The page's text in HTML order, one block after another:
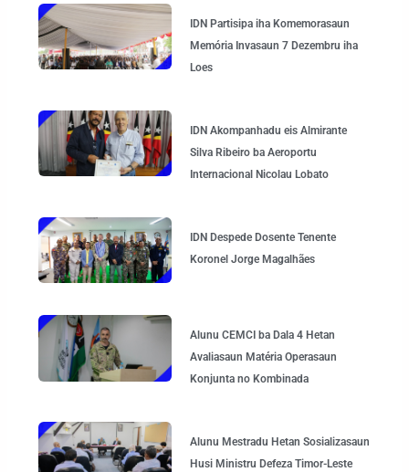
IDN Partisipa iha Komemorasaun
Memória Invasaun 7 Dezembru iha
Loes
IDN Akompanhadu eis Almirante
Silva Ribeiro ba Aeroportu
Internacional Nicolau Lobato
IDN Despede Dosente Tenente
Koronel Jorge Magalhães
Alunu CEMCI ba Dala 4 Hetan
Avaliasaun Matéria Operasaun
Konjunta no Kombinada
Alunu Mestradu Hetan Sosializasaun
Husi Ministru Defeza Timor-Leste